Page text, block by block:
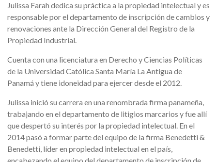
Julissa Farah dedica su práctica a la propiedad intelectual y es
responsable por el departamento de inscripción de cambios y
renovaciones ante la Dirección General del Registro de la
Propiedad Industrial.
Cuenta con una licenciatura en Derecho y Ciencias Políticas
de la Universidad Católica Santa María La Antigua de
Panamá y tiene idoneidad para ejercer desde el 2012.
Julissa inició su carrera en una renombrada firma panameña,
trabajando en el departamento de litigios marcarios y fue allí
que despertó su interés por la propiedad intelectual. En el
2014 pasó a formar parte del equipo de la firma Benedetti &
Benedetti, líder en propiedad intelectual en el país,